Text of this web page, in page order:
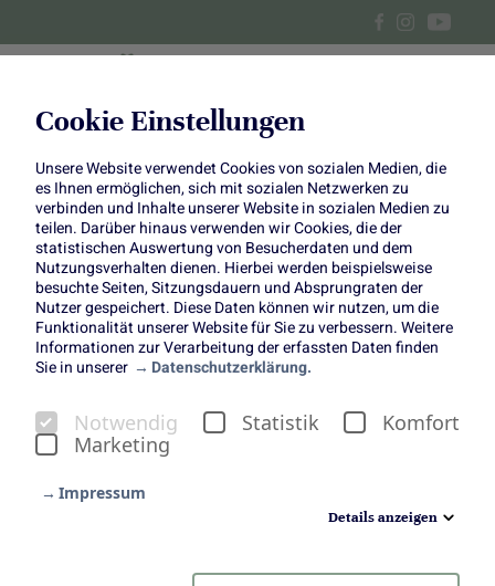
Cookie Einstellungen
Unsere Website verwendet Cookies von sozialen Medien, die
es Ihnen ermöglichen, sich mit sozialen Netzwerken zu
verbinden und Inhalte unserer Website in sozialen Medien zu
teilen. Darüber hinaus verwenden wir Cookies, die der
statistischen Auswertung von Besucherdaten und dem
Nutzungsverhalten dienen. Hierbei werden beispielsweise
besuchte Seiten, Sitzungsdauern und Absprungraten der
Nutzer gespeichert. Diese Daten können wir nutzen, um die
Funktionalität unserer Website für Sie zu verbessern. Weitere
Informationen zur Verarbeitung der erfassten Daten finden
Sie in unserer
Datenschutzerklärung.
Notwendig Statistik
Komfort
Marketing
Impressum
Details anzeigen
Romanesco: Leckerer
Hingucker
Hingucker
Romanesco Steaks mit Rote-Bete-Hummus &
Pasta mit Romanesco und Kürbis